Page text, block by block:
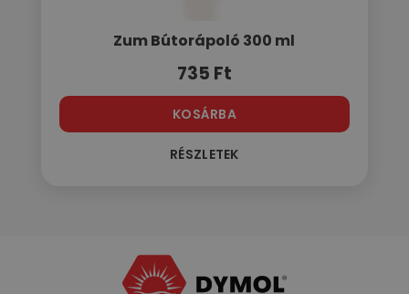
Zum Bútorápoló 300 ml
735 Ft
KOSÁRBA
RÉSZLETEK